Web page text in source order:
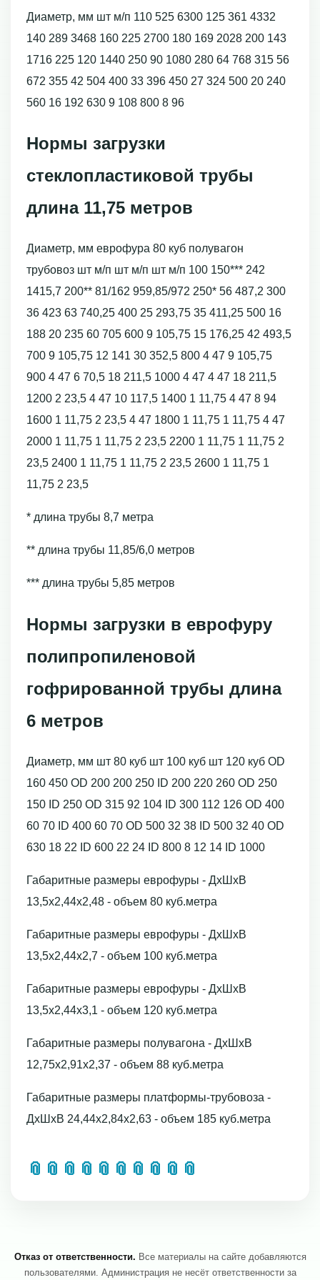
Диаметр, мм шт м/п 110 525 6300 125 361 4332
140 289 3468 160 225 2700 180 169 2028 200 143
1716 225 120 1440 250 90 1080 280 64 768 315 56
672 355 42 504 400 33 396 450 27 324 500 20 240
560 16 192 630 9 108 800 8 96
Нормы загрузки
стеклопластиковой трубы
длина 11,75 метров
Диаметр, мм еврофура 80 куб полувагон
трубовоз шт м/п шт м/п шт м/п 100 150*** 242
1415,7 200** 81/162 959,85/972 250* 56 487,2 300
36 423 63 740,25 400 25 293,75 35 411,25 500 16
188 20 235 60 705 600 9 105,75 15 176,25 42 493,5
700 9 105,75 12 141 30 352,5 800 4 47 9 105,75
900 4 47 6 70,5 18 211,5 1000 4 47 4 47 18 211,5
1200 2 23,5 4 47 10 117,5 1400 1 11,75 4 47 8 94
1600 1 11,75 2 23,5 4 47 1800 1 11,75 1 11,75 4 47
2000 1 11,75 1 11,75 2 23,5 2200 1 11,75 1 11,75 2
23,5 2400 1 11,75 1 11,75 2 23,5 2600 1 11,75 1
11,75 2 23,5
* длина трубы 8,7 метра
** длина трубы 11,85/6,0 метров
*** длина трубы 5,85 метров
Нормы загрузки в еврофуру
полипропиленовой
гофрированной трубы длина
6 метров
Диаметр, мм шт 80 куб шт 100 куб шт 120 куб OD
160 450 OD 200 200 250 ID 200 220 260 OD 250
150 ID 250 OD 315 92 104 ID 300 112 126 OD 400
60 70 ID 400 60 70 OD 500 32 38 ID 500 32 40 OD
630 18 22 ID 600 22 24 ID 800 8 12 14 ID 1000
Габаритные размеры еврофуры - ДхШхВ
13,5х2,44х2,48 - объем 80 куб.метра
Габаритные размеры еврофуры - ДхШхВ
13,5х2,44х2,7 - объем 100 куб.метра
Габаритные размеры еврофуры - ДхШхВ
13,5х2,44х3,1 - объем 120 куб.метра
Габаритные размеры полувагона - ДхШхВ
12,75х2,91х2,37 - объем 88 куб.метра
Габаритные размеры платформы-трубовоза -
ДхШхВ 24,44х2,84х2,63 - объем 185 куб.метра
📎 📎 📎 📎 📎 📎 📎 📎 📎 📎
Отказ от ответственности. Все материалы на сайте добавляются
пользователями. Администрация не несёт ответственности за